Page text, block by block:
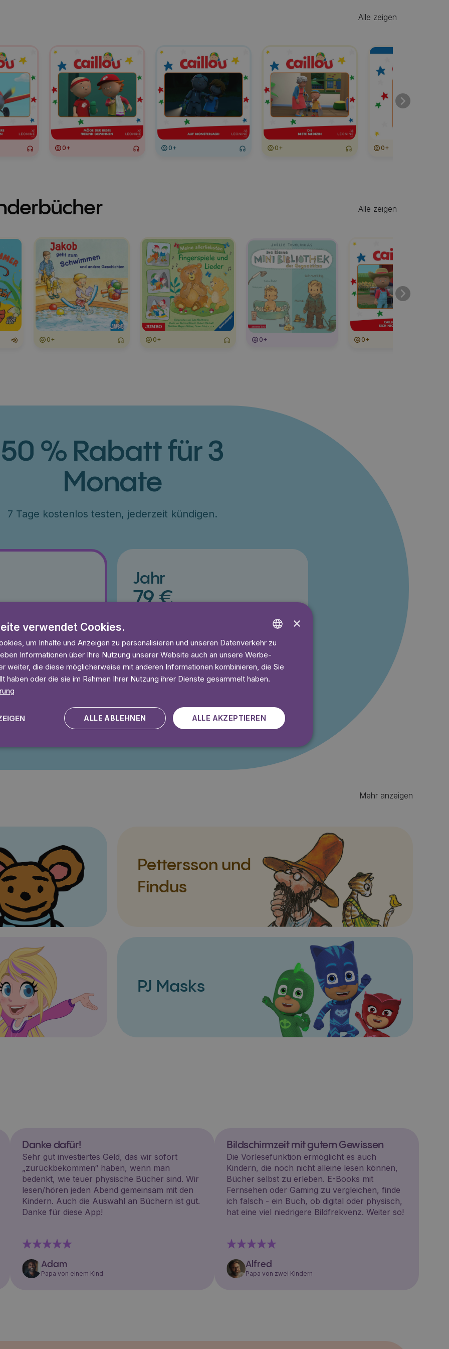
Alle zeigen
0+ 0+ 0+ 0+
Alle zeigen
0+ 0+ 0+ 0+
50 % Rabatt für 3
Monate
7 Tage kostenlos testen, jederzeit kündigen.
gratis
Jahr
79 €
Ohne Mindestlaufzeit
Lies 7 Tage gratis
Angebot gültig bis einschließlich 14.09.2026. Nur für Neukunden.
Mehr anzeigen
Pettersson und
Findus
PJ Masks
Danke dafür!
Sehr gut investiertes Geld, das wir sofort
„zurückbekommen“ haben, wenn man
bedenkt, wie teuer physische Bücher sind. Wir
lesen/hören jeden Abend gemeinsam mit den
Kindern. Auch die Auswahl an Büchern ist gut.
Danke für diese App!
Adam
Papa von einem Kind
Bildschirmzeit mit gutem Gewissen
Die Vorlesefunktion ermöglicht es auch
Kindern, die noch nicht alleine lesen können,
Bücher selbst zu erleben. E-Books mit
Fernsehen oder Gaming zu vergleichen, finde
ich falsch - ein Buch, ob digital oder physisch,
hat eine viel niedrigere Bildfrekvenz. Weiter so!
Alfred
Papa von zwei Kindern
ENGLISH
GERMAN
SWEDISH
×
verwendet Cookies.
um Inhalte und Anzeigen zu personalisieren und unseren Datenverkehr zu
Informationen über Ihre Nutzung unserer Website auch an unsere Werbe-
weiter, die diese möglicherweise mit anderen Informationen kombinieren, die Sie
haben oder die sie im Rahmen Ihrer Nutzung ihrer Dienste gesammelt haben.
ALLE AKZEPTIEREN
ALLE ABLEHNEN